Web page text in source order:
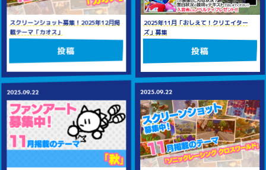
スクリーンショット募集！2025年12月掲
載テーマ「カオス」
投稿
2025年11月「おしえて！クリエイター
ズ」募集
投稿
2025.09.22 2025.09.22